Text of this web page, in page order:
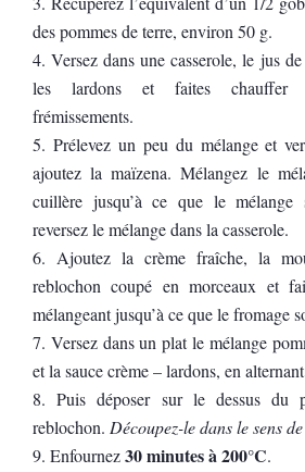
des pommes de terre, environ 50 g.
Versez dans une casserole, le jus
les lardons et faites chauffer
frémissements.
Prélevez un peu du mélange et
ajoutez la maïzena. Mélangez le
cuillère jusqu’à ce que le mélange
reversez le mélange dans la casserole.
Ajoutez la crème fraîche, la
reblochon coupé en morceaux et
mélangeant jusqu’à ce que le fromage
Versez dans un plat le mélange
et la sauce crème – lardons, en
Puis déposer sur le dessus
reblochon. Découpez-le dans le sens
Enfournez30 minutes à 200°C.